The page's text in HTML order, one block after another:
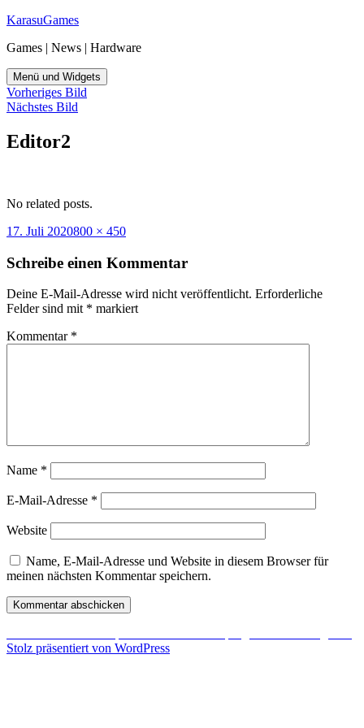
Zum
springen
KarasuGames
Games | News | Hardware
Menü und Widgets
Vorheriges Bild
Nächstes Bild
Editor2
No related posts.
Veröffentlicht
17. Juli 2020Originalgröße
800 × 450
Schreibe einen Kommentar
Deine E-Mail-Adresse wird nicht veröffentlicht. Erforderliche
Felder sind mit * markiert
Kommentar *
Name *
E-Mail-Adresse *
Website
Name, E-Mail-Adresse und Website in diesem Browser für
meinen nächsten Kommentar speichern.
Beitragsnavigation
Stolz präsentiert von WordPress